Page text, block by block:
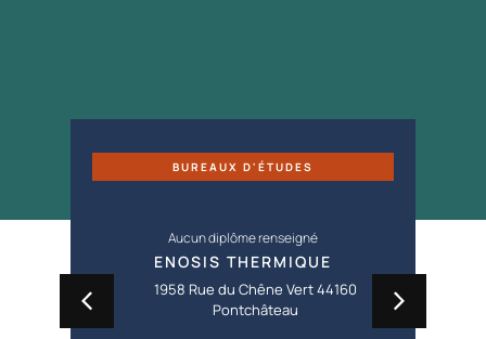
THERMIQUE
Rue du Chêne Vert 44160
Pontchâteau
LANVEUR 29890